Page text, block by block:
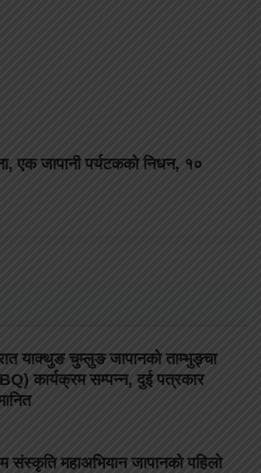
एक जापानी पर्यटकको निधन, १०
याक्थुङ चुम्लुङ जापानको ताम्भुङ्चा
कार्यक्रम सम्पन्न, दुई पत्रकार
संस्कृति महाअभियान जापानको पहिलो